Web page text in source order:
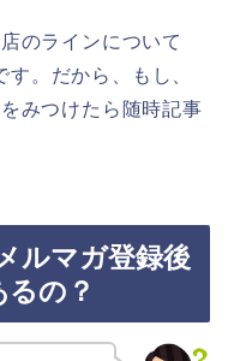
のラインについて
。だから、もし、
みつけたら随時記事
ルマガ登録後
の？